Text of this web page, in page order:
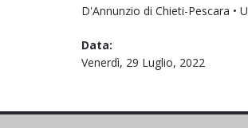
D'Annunzio di Chieti-Pescara •
Data:
Venerdì, 29 Luglio, 2022